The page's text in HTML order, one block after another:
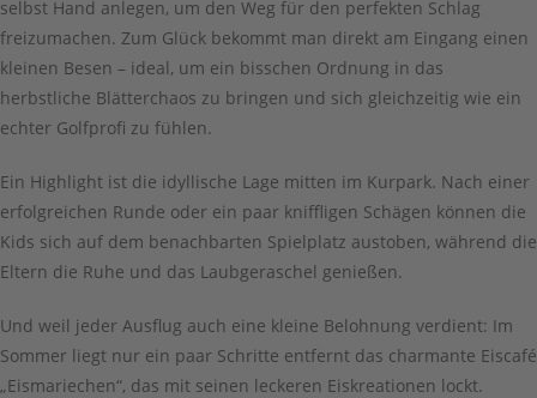
selbst Hand anlegen, um den Weg für den perfekten Schlag
freizumachen. Zum Glück bekommt man direkt am Eingang einen
kleinen Besen – ideal, um ein bisschen Ordnung in das
herbstliche Blätterchaos zu bringen und sich gleichzeitig wie ein
echter Golfprofi zu fühlen.
Ein Highlight ist die idyllische Lage mitten im Kurpark. Nach einer
erfolgreichen Runde oder ein paar kniffligen Schägen können die
Kids sich auf dem benachbarten Spielplatz austoben, während die
Eltern die Ruhe und das Laubgeraschel genießen.
Und weil jeder Ausflug auch eine kleine Belohnung verdient: Im
Sommer liegt nur ein paar Schritte entfernt das charmante Eiscafé
„Eismariechen“, das mit seinen leckeren Eiskreationen lockt.